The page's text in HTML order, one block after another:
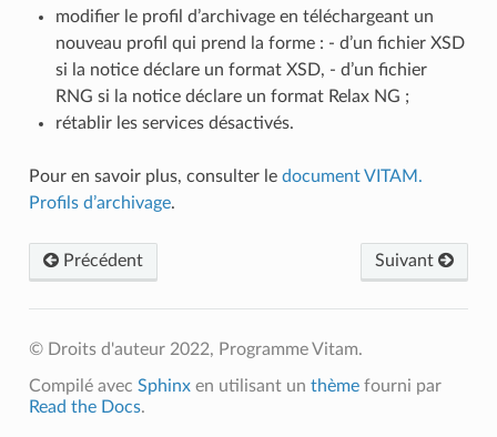
modifier le profil d’archivage en téléchargeant un
nouveau profil qui prend la forme : - d’un fichier XSD
si la notice déclare un format XSD, - d’un fichier
RNG si la notice déclare un format Relax NG ;
rétablir les services désactivés.
Pour en savoir plus, consulter le document VITAM.
Profils d’archivage.
Précédent Suivant
© Droits d'auteur 2022, Programme Vitam.
Compilé avec Sphinxen utilisant un thèmefourni par
Read the Docs.